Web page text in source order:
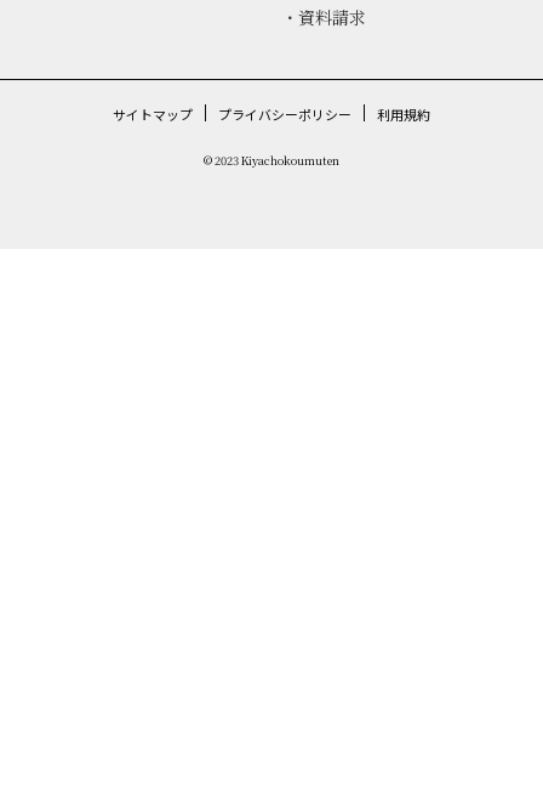
・資料請求
サイトマップ プライバシーポリシー 利用規約
© 2023 Kiyachokoumuten